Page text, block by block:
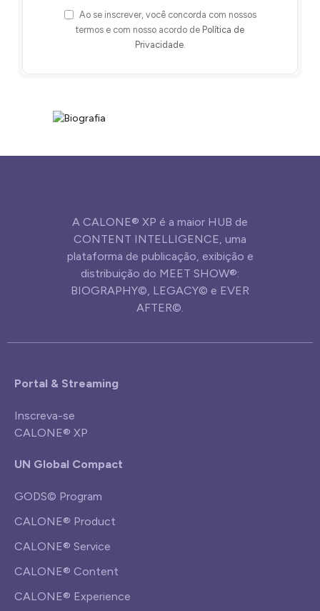
Ao se inscrever, você concorda com nossos
termos e com nosso acordo de Política de
Privacidade.
A CALONE® XP é a maior HUB de
CONTENT INTELLIGENCE, uma
plataforma de publicação, exibição e
distribuição do MEET SHOW®:
BIOGRAPHY©, LEGACY© e EVER
AFTER©.
Portal & Streaming
Inscreva-se
CALONE® XP
UN Global Compact
GODS© Program
CALONE® Product
CALONE® Service
CALONE® Content
CALONE® Experience